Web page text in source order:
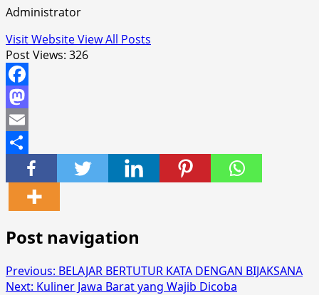
Administrator
Visit WebsiteView All Posts
Post Views: 326
Facebook
Mastodon
Email
Share
Post navigation
Previous: BELAJAR BERTUTUR KATA DENGAN BIJAKSANA
Next: Kuliner Jawa Barat yang Wajib Dicoba